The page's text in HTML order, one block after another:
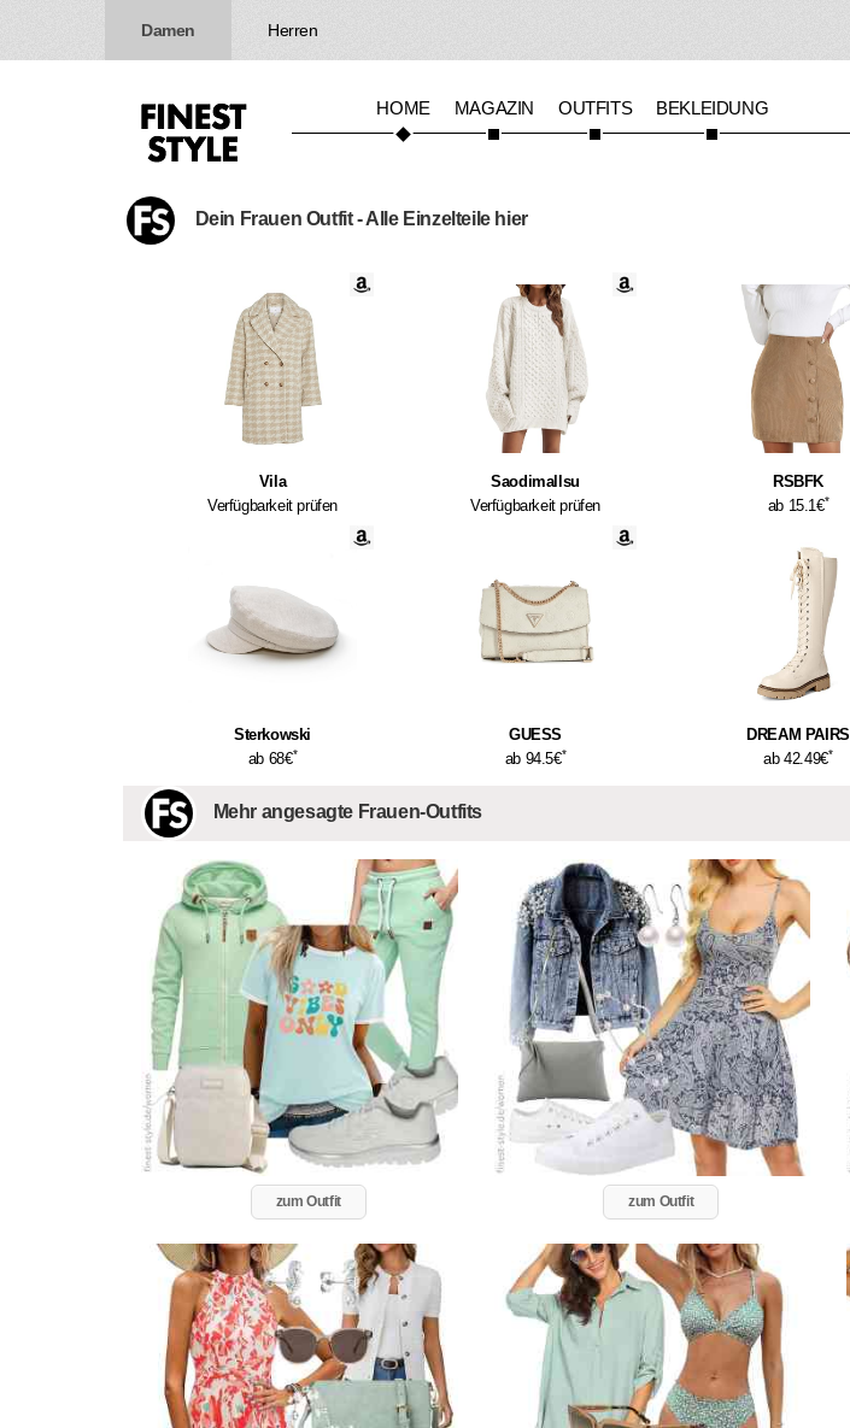
Damen Herren
HOME MAGAZIN OUTFITS BEKLEIDUNG
Dein Frauen Outfit - Alle Einzelteile hier
Vila
Verfügbarkeit prüfen
Saodimallsu
Verfügbarkeit prüfen
RSBFK
ab 15.1€*
Sterkowski
ab 68€*
GUESS
ab 94.5€*
DREAM PAIRS
ab 42.49€*
Mehr angesagte Frauen-Outfits
zum Outfit zum Outfit